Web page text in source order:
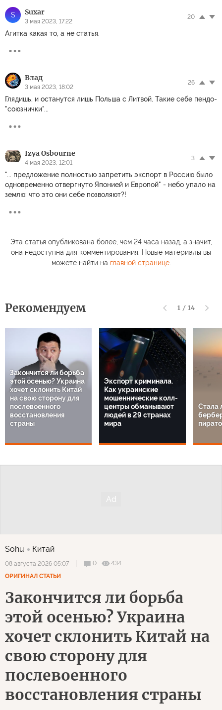
S Suxar
3 мая 2023, 17:22
20
Агитка какая то, а не статья.
Влад
3 мая 2023, 18:02
26
Глядишь, и останутся лишь Польша с Литвой. Такие себе пендо-
"союзнички"...
Izya Osbourne
4 мая 2023, 12:01
3
"... предложение полностью запретить экспорт в Россию было
одновременно отвергнуто Японией и Европой" - небо упало на
землю: что это они себе позволяют?!
Эта статья опубликована более, чем 24 часа назад, а значит,
она недоступна для комментирования. Новые материалы вы
можете найти на главной странице.
Рекомендуем 1 / 14
Закончится ли борьба
этой осенью? Украина
хочет склонить Китай
на свою сторону для
послевоенного
восстановления
страны
Экспорт криминала.
Как украинские
мошеннические колл-
центры обманывают
людей в 29 странах
мира
Стала
Sohu Китай
08 августа 2026 05:07 0
434
ОРИГИНАЛ СТАТЬИ
Закончится ли борьба
этой осенью? Украина
хочет склонить Китай на
свою сторону для
послевоенного
восстановления страны